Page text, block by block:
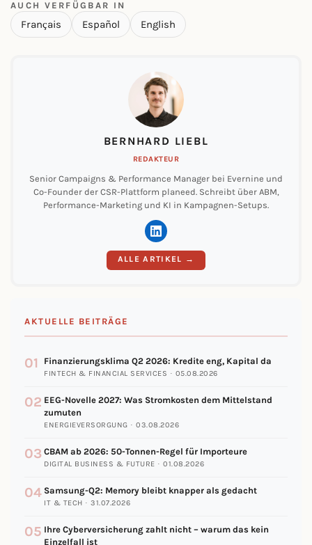
AUCH VERFÜGBAR IN
Français Español English
BERNHARD LIEBL
REDAKTEUR
Senior Campaigns & Performance Manager bei Evernine und
Co-Founder der CSR-Plattform planeed. Schreibt über ABM,
Performance-Marketing und KI in Kampagnen-Setups.
ALLE ARTIKEL →
AKTUELLE BEITRÄGE
01 Finanzierungsklima Q2 2026: Kredite eng, Kapital da
FINTECH & FINANCIAL SERVICES · 05.08.2026
02 EEG-Novelle 2027: Was Stromkosten dem Mittelstand
zumuten
ENERGIEVERSORGUNG · 03.08.2026
03 CBAM ab 2026: 50-Tonnen-Regel für Importeure
DIGITAL BUSINESS & FUTURE · 01.08.2026
04 Samsung-Q2: Memory bleibt knapper als gedacht
IT & TECH · 31.07.2026
05 Ihre Cyberversicherung zahlt nicht – warum das kein
Einzelfall ist